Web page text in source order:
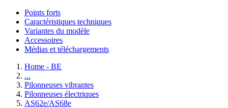
Points forts
Caractéristiques techniques
Variantes du modèle
Accessoires
Médias et téléchargements
Home - BE
...
Pilonneuses vibrantes
Pilonneuses électriques
AS62e/AS68e